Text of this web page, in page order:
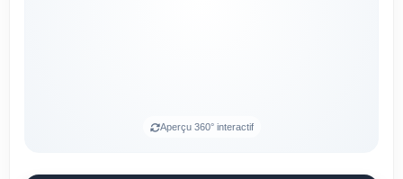
Aperçu 360° interactif